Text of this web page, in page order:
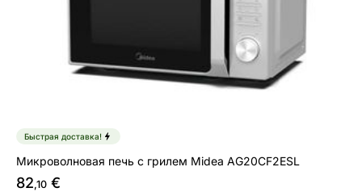
Быстрая доставка!
Микроволновая печь с грилем Midea AG20CF2ESL
82,10 €